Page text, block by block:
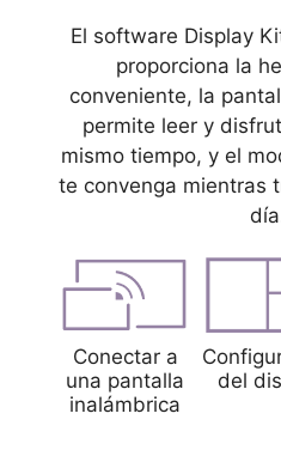
El software Display
proporciona la
conveniente, la
permite leer y
mismo tiempo, y el
te convenga mientras
Conectar a
una pantalla
inalámbrica
del